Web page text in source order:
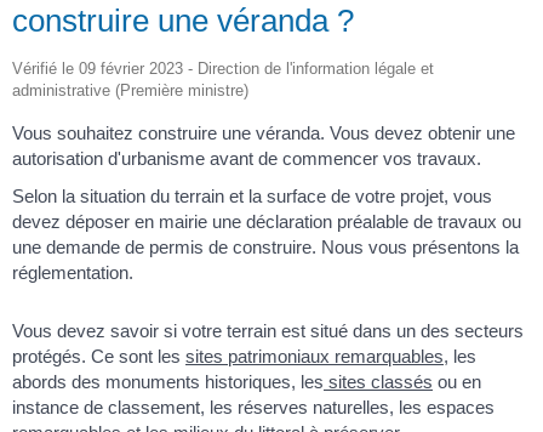
construire une véranda ?
Vérifié le 09 février 2023 - Direction de l'information légale et
administrative (Première ministre)
Vous souhaitez construire une véranda. Vous devez obtenir une
autorisation d'urbanisme avant de commencer vos travaux.
Selon la situation du terrain et la surface de votre projet, vous
devez déposer en mairie une déclaration préalable de travaux ou
une demande de permis de construire. Nous vous présentons la
réglementation.
Vous devez savoir si votre terrain est situé dans un des secteurs
protégés. Ce sont les sites patrimoniaux remarquables, les
abords des monuments historiques, les sites classés ou en
instance de classement, les réserves naturelles, les espaces